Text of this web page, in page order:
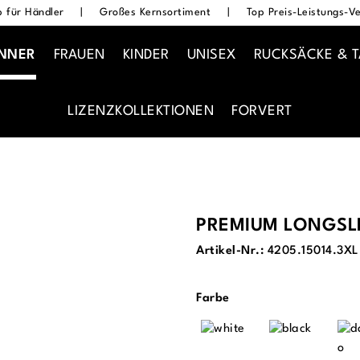
für Händler Großes Kernsortiment Top Preis-Leistungs-
FRAUEN KINDER UNISEX RUCKSÄCKE &
LIZENZKOLLEKTIONEN FORVERT
PREMIUM
Artikel-Nr.: 4205.15014.3XL
Farbeauswählen